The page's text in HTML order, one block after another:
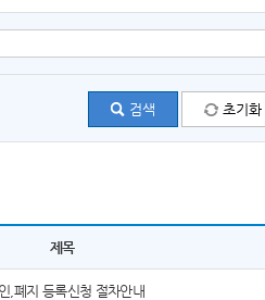
제목
,폐지 등록신청 절차안내